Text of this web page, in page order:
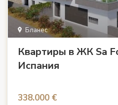
Бланес
Квартиры в ЖК Sa
Испания
338.000 €